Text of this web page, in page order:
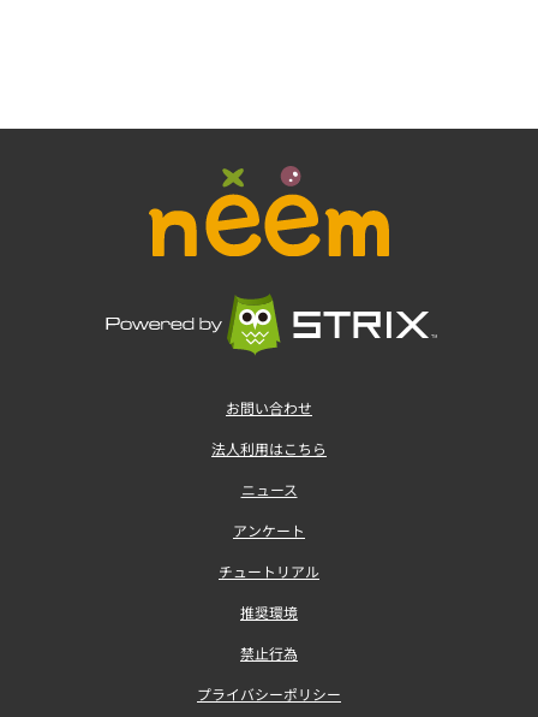
お問い合わせ
法人利用はこちら
ニュース
アンケート
チュートリアル
推奨環境
禁止行為
プライバシーポリシー